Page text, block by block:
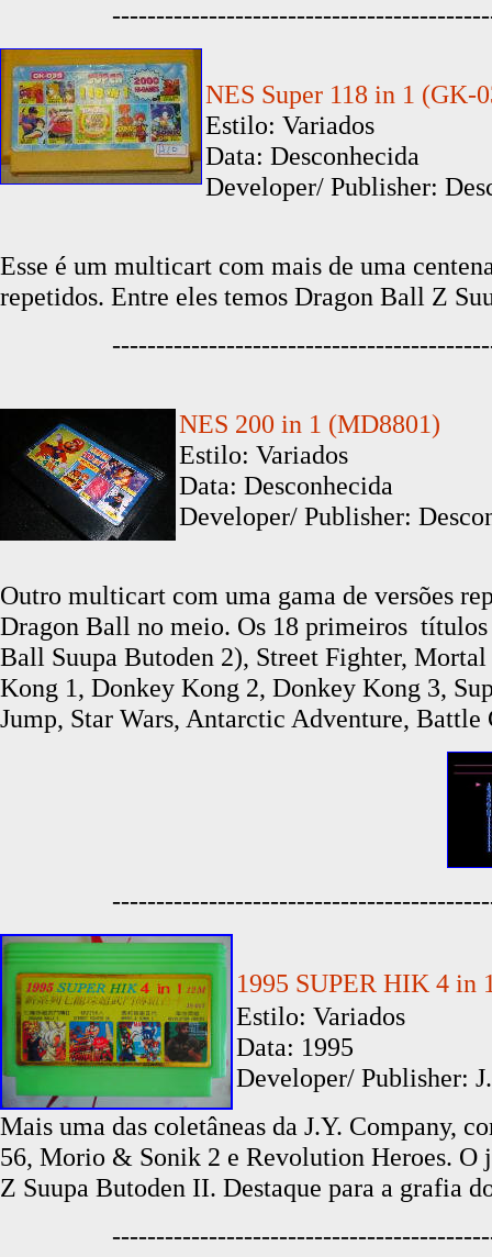
NES Super 118 in 1 (GK-
Estilo: Variados
Data: Desconhecida
Developer/ Publisher:
Esse é um multicart com mais de uma
repetidos. Entre eles temos Dragon Ball Z
NES 200 in 1 (MD8801)
Estilo: Variados
Data: Desconhecida
Developer/ Publisher:
Outro multicart com uma gama de versões
Dragon Ball no meio. Os 18 primeiros títulos
Ball Suupa Butoden 2), Street Fighter,
Kong 1, Donkey Kong 2, Donkey Kong 3,
Jump, Star Wars, Antarctic Adventure,
1995 SUPER HIK 4
Estilo: Variados
Data: 1995
Developer/ Publisher:
Mais uma das coletâneas da J.Y. Company,
56, Morio & Sonik 2 e Revolution Heroes.
Z Suupa Butoden II. Destaque para a grafia